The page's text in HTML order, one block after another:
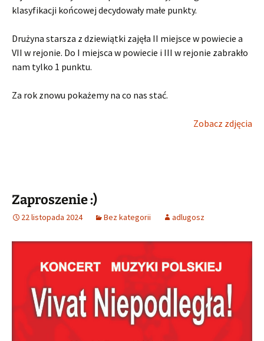
klasyfikacji końcowej decydowały małe punkty.
Drużyna starsza z dziewiątki zajęła II miejsce w powiecie a
VII w rejonie. Do I miejsca w powiecie i III w rejonie zabrakło
nam tylko 1 punktu.
Za rok znowu pokażemy na co nas stać.
Zobacz zdjęcia
Zaproszenie :)
22 listopada 2024 Bez kategorii adlugosz